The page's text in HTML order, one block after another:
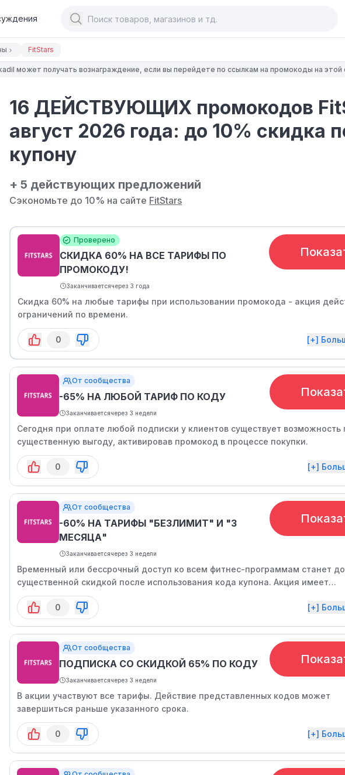
FitStars
может получать вознаграждение, если вы перейдете по ссылкам на промокоды на этой
16 ДЕЙСТВУЮЩИХ промокодов
август 2026 года: до 10% скидка
купону
+ 5 действующих предложений
Сэкономьте до 10% на сайте FitStars
Проверено
СКИДКА 60% НА ВСЕ ТАРИФЫ ПО
ПРОМОКОДУ!
Заканчиваетсячерез 3 года
Скидка 60% на любые тарифы при использовании промокода - акция
ограничений по времени.
0 [+]
От сообщества
-65% НА ЛЮБОЙ ТАРИФ ПО КОДУ
Заканчиваетсячерез 3 недели
Сегодня при оплате любой подписки у клиентов существует возможность
существенную выгоду, активировав промокод в процессе покупки.
0 [+]
От сообщества
-60% НА ТАРИФЫ "БЕЗЛИМИТ" И "3
МЕСЯЦА"
Заканчиваетсячерез 3 недели
Временный или бессрочный доступ ко всем фитнес-программам станет
существенной скидкой после использования кода купона. Акция имеет
ограниченный срок действия.
0
[+]
От сообщества
ПОДПИСКА СО СКИДКОЙ 65% ПО КОДУ
Заканчиваетсячерез 3 недели
В акции участвуют все тарифы. Действие представленных кодов может
завершиться раньше указанного срока.
0 [+]